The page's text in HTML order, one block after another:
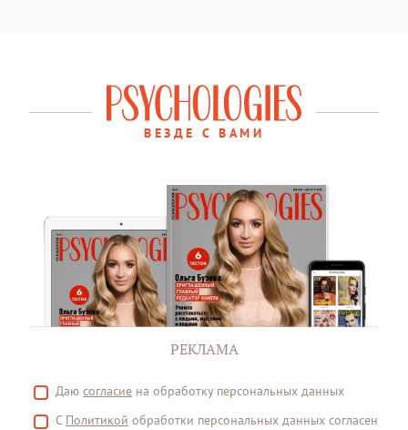
ВЕЗДЕ С ВАМИ
РЕКЛАМА
Даю согласие на обработку персональных данных
С Политикой обработки персональных данных согласен